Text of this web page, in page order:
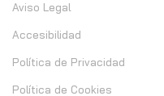
Aviso Legal
Accesibilidad
Política de Privacidad
Política de Cookies